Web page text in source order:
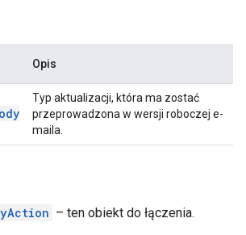
Opis
Typ aktualizacji, która ma zostać
przeprowadzona w wersji roboczej e-
maila.
– ten obiekt do łączenia.